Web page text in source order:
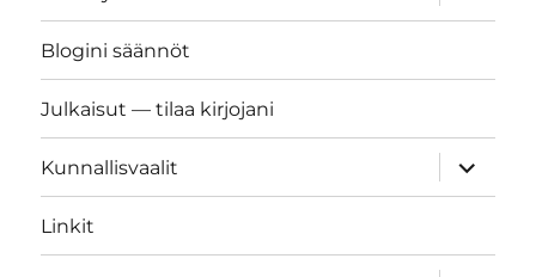
Blogini säännöt
Julkaisut — tilaa kirjojani
Kunnallisvaalit
näytä
Linkit